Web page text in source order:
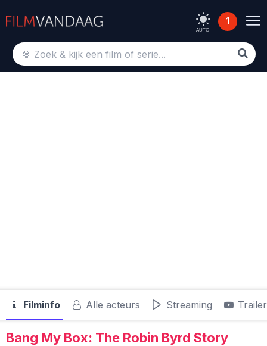
AUTO
1
Filminfo Alle acteurs Streaming Trailer
Bang My Box: The Robin Byrd Story